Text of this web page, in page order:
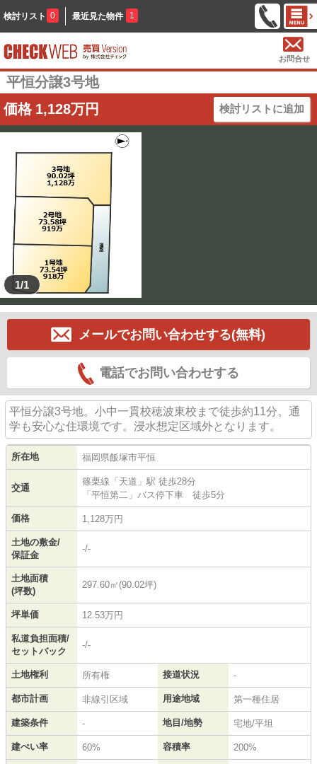
検討リスト 0 最近見た物件 1
お問合せ
平恒分譲3号地
価格 1,128万円 検討リストに追加
1/1
メールでお問い合わせする(無料)
電話でお問い合わせする
平恒分譲3号地。小中一貫校穂波東校まで徒歩約11分。通
学も安心な住環境です。浸水想定区域外となります。
所在地 福岡県飯塚市平恒
交通
篠栗線 「 天道 」駅 徒歩28分
「平恒第二」バス停下車 徒歩5分
価格 1,128万円
土地の敷金/
保証金
-/-
土地面積
(坪数)
297.60㎡(90.02坪)
坪単価 12.53万円
私道負担面積/
セットバック
-/-
土地権利 所有権 接道状況 -
都市計画 非線引区域 用途地域 第一種住居
建築条件 - 地目/地勢 宅地/平坦
建ぺい率 60% 容積率 200%